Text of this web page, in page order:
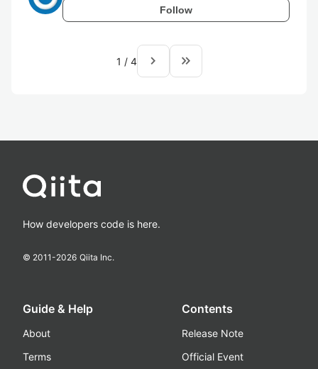
Follow
1 / 4 navigate_next keyboard_double_arrow_right
How developers code is here.
© 2011-2026 Qiita Inc.
Guide & Help
About
Terms
Contents
Release Note
Official Event